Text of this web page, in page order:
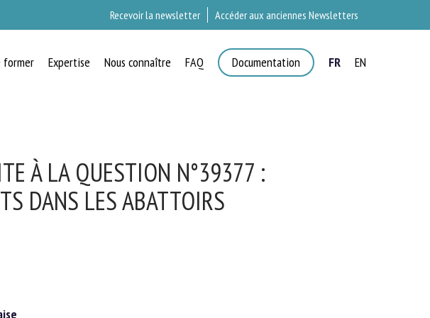
Recevoir la newsletter Accéder aux anciennes Newsletters
former Expertise Nous connaître FAQ Documentation FR EN
À LA QUESTION N°39377 :
DANS LES ABATTOIRS